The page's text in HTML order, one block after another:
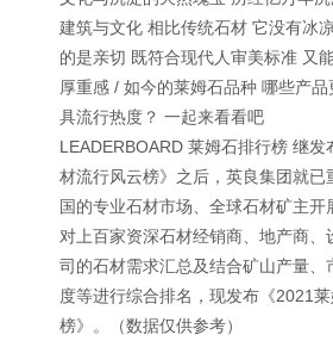
建筑与文化 相比传统石材 它没有冰
的是亲切 既符合现代人审美标准 又
厚重感 / 如今的莱姆石品种 哪些产
具流行热度？ 一起来看看吧
LEADERBOARD 莱姆石排行榜 继
材流行风云榜》之后，英良集团就已
国的专业石材市场、全球石材矿主开
对上百家资深石材经销商、地产商、
司的石材需求汇总及结合矿山产量、
度等进行综合排名，现发布《2021
榜》。（数据仅供参考）